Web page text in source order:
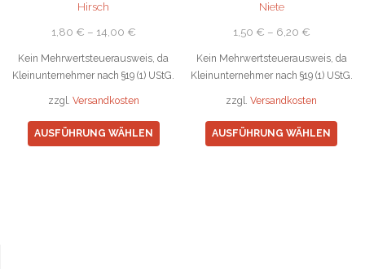
Hirsch
1,80 € – 14,00 €
Kein Mehrwertsteuerausweis, da
Kleinunternehmer nach §19 (1) UStG.
zzgl. Versandkosten
AUSFÜHRUNG WÄHLEN
Dieses
Produkt
Niete
1,50 € – 6,20 €
Kein Mehrwertsteuerausweis, da
Kleinunternehmer nach §19 (1) UStG.
zzgl.Versandkosten
AUSFÜHRUNG WÄHLEN